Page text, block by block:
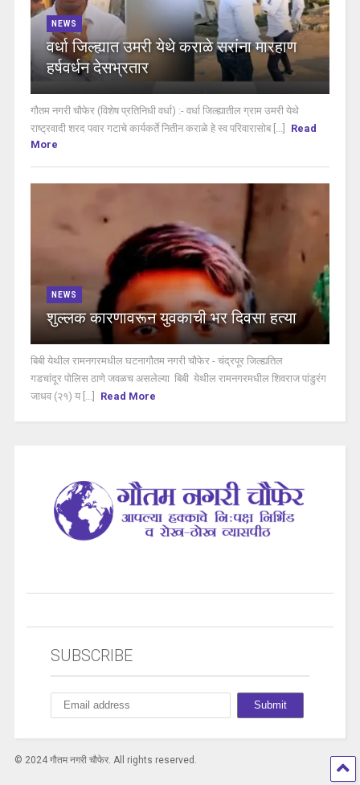
NEWS
वर्धा जिल्ह्यात उमरी येथे कराळे सरांना मारहाण
हर्षवर्धन देसभ्रतार
गौतम नगरी चौफेर (विशेष प्रतिनिधी वर्धा) :- वर्धा जिल्ह्यातील ग्राम उमरी येथे
राष्ट्रवादी शरद पवार गटाचे कार्यकर्ते नितीन कराळे हे स्व परिवारासोब [...]
Read
More
NEWS
शुल्लक कारणावरून युवकाची भर दिवसा हत्या
बिबी येथील रामनगरमधील घटनागौतम नगरी चौफेर - चंद्रपूर जिल्ह्यतिल
गडचांदूर पोलिस ठाणे जवळच असलेल्या बिबी येथील रामनगरमधील शिवराज पांडुरंग
जाधव (२१) य [...]
Read More
SUBSCRIBE
© 2024 गौतम नगरी चौफेर. All rights reserved.